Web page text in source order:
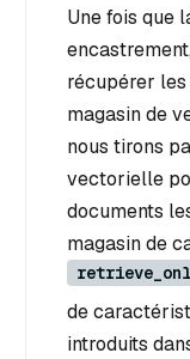
Une fois que
récupérer
magasin de
nous tirons
vectorielle
documents
magasin de
de
introduits